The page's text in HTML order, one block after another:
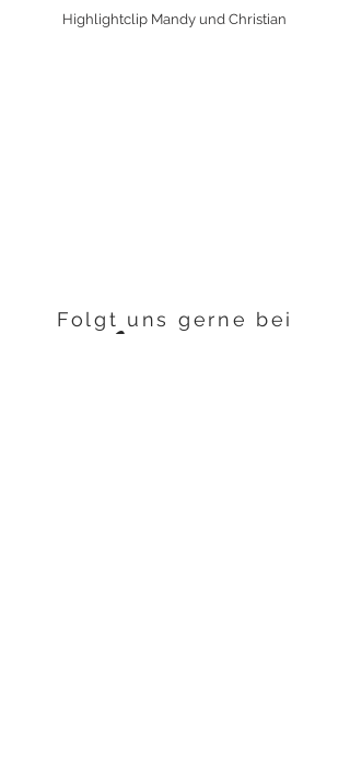
HighlightclipMandy und Christian
Folgt uns gerne bei